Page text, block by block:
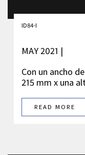
ID84-I
MAY 2021 |
Con un ancho
215 mm x una
READ MORE